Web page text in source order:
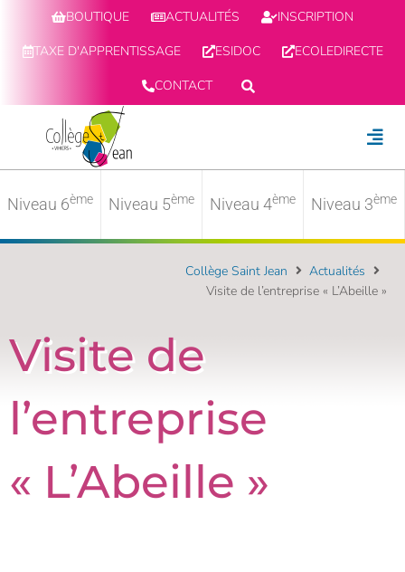
BOUTIQUE ACTUALITÉS
INSCRIPTION
TAXE D'APPRENTISSAGE
ESIDOC
ECOLEDIRECTE
CONTACT
Niveau 6ème Niveau 5ème Niveau 4ème Niveau 3ème
Collège Saint Jean
Actualités
Visite de l’entreprise « L’Abeille »
Visite de
l’entreprise
« L’Abeille »